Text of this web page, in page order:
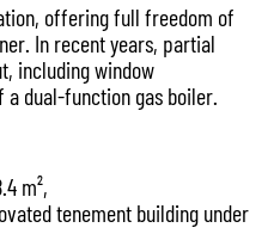
offering full freedom of
In recent years, partial
including window
dual-function gas boiler.
m²,
tenement building under